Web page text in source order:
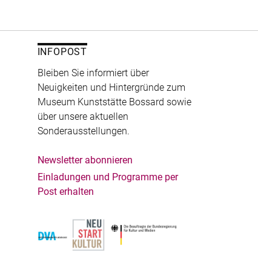
INFOPOST
Bleiben Sie informiert über
Neuigkeiten und Hintergründe zum
Museum Kunststätte Bossard sowie
über unsere aktuellen
Sonderausstellungen.
Newsletter abonnieren
Einladungen und Programme per
Post erhalten